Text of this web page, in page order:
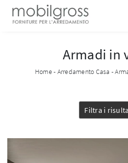
Armadi in
Home- Arredamento Casa -
Filtra i